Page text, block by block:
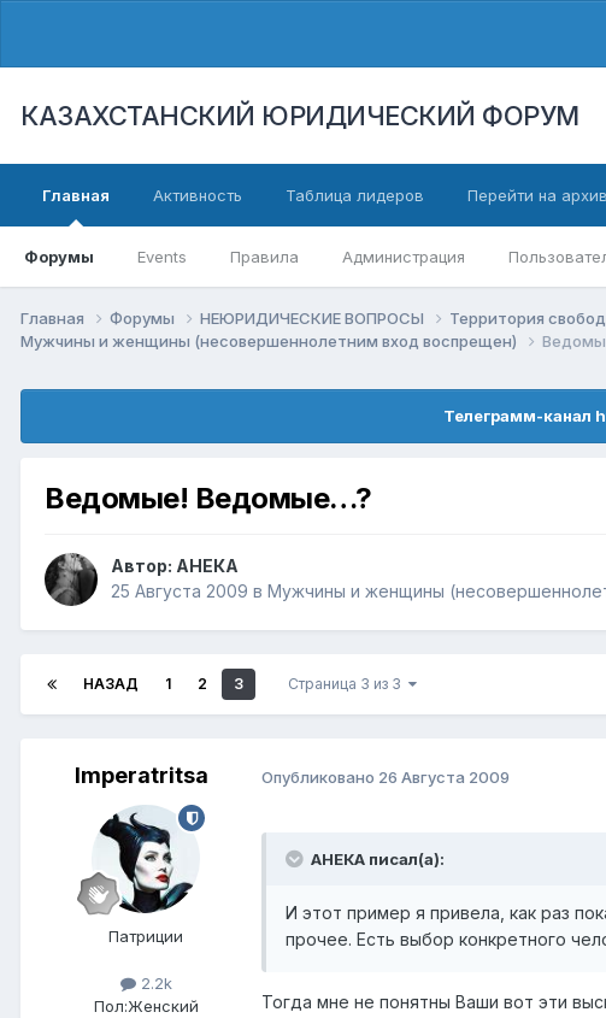
КАЗАХСТАНСКИЙ ЮРИДИЧЕСКИЙ ФОРУМ
Главная
Форумы Events Правила Администрация
Активность Таблица лидеров Перейти на
Главная Форумы НЕЮРИДИЧЕСКИЕ ВОПРОСЫ
Территория
Мужчины и женщины (несовершеннолетним вход воспрещен)
Телеграмм-канал
Ведомые! Ведомые…?
Автор: АНЕКА
25 Августа 2009 в Мужчины и женщины
НАЗАД 1 2 3 Страница 3 из 3
Imperatritsa
Патриции
2.2k
Пол:Женский
Опубликовано 26 Августа 2009
АНЕКА писал(а):
И этот пример я привела, как раз
прочее. Есть выбор конкретного
Тогда мне не понятны Ваши вот эти